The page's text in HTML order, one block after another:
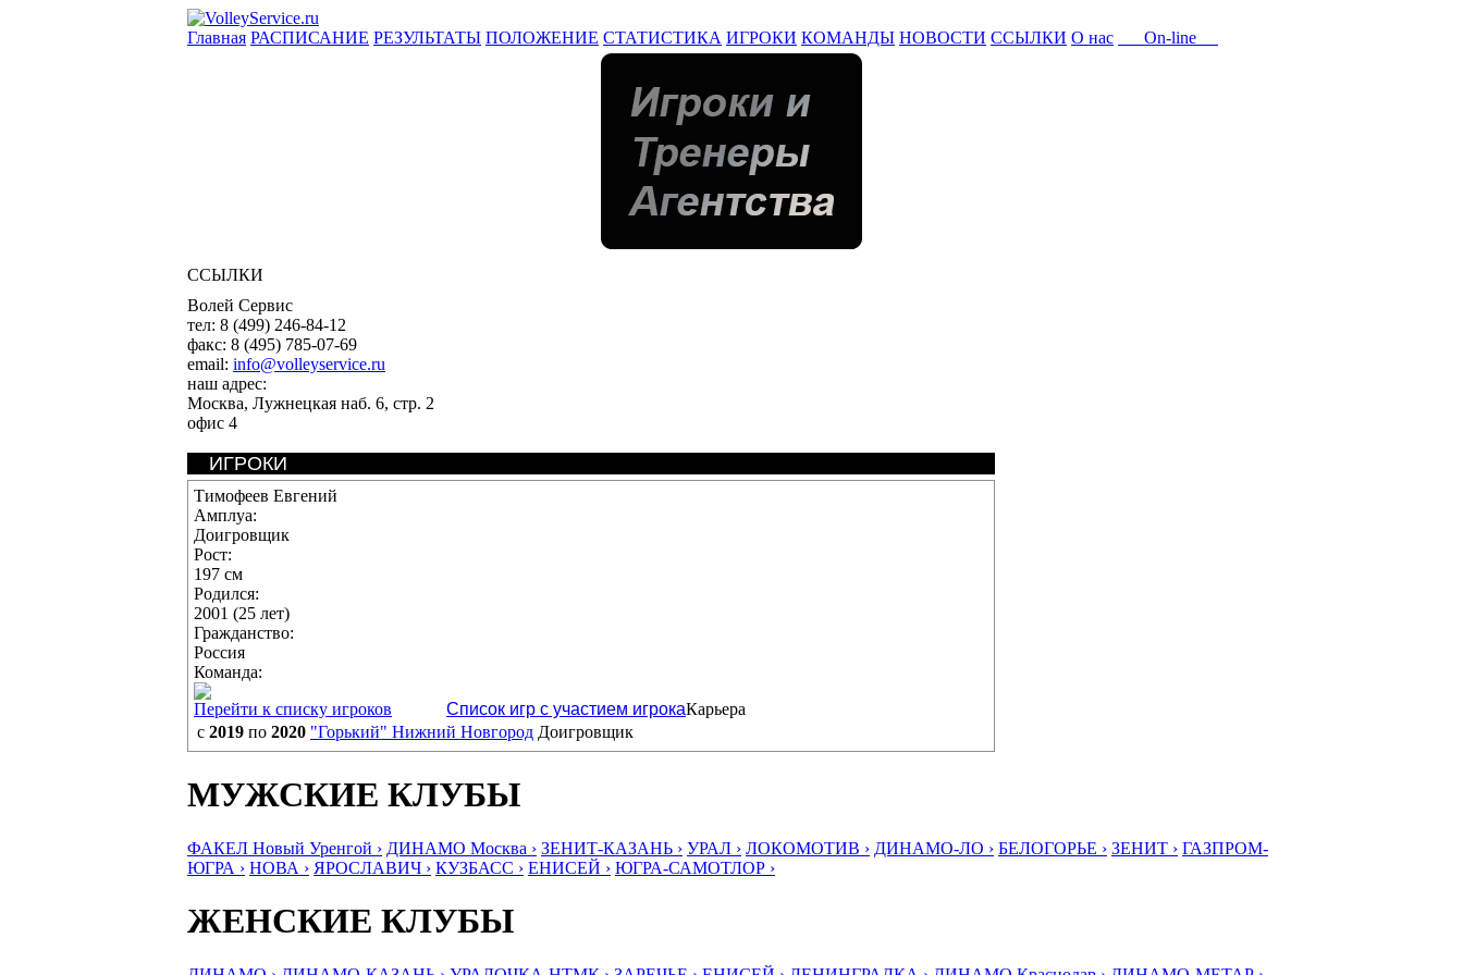
Главная РАСПИСАНИЕ РЕЗУЛЬТАТЫ ПОЛОЖЕНИЕ СТАТИСТИКА ИГРОКИ КОМАНДЫ НОВОСТИ ССЫЛКИ О нас On-line
ССЫЛКИ
Волей Сервис
тел: 8 (499) 246-84-12
факс: 8 (495) 785-07-69
email: info@volleyservice.ru
наш адрес:
Москва, Лужнецкая наб. 6, стр. 2
офис 4
ИГРОКИ
Тимофеев Евгений
Амплуа:
Доигровщик
Рост:
197 см
Родился:
2001 (25 лет)
Гражданство:
Россия
Команда:
Перейти к списку игроков
Список игр с участием игрокаКарьера
с 2019 по 2020 "Горький" Нижний Новгород Доигровщик
МУЖСКИЕ КЛУБЫ
ФАКЕЛ Новый Уренгой › ДИНАМО Москва › ЗЕНИТ-КАЗАНЬ › УРАЛ › ЛОКОМОТИВ › ДИНАМО-ЛО › БЕЛОГОРЬЕ › ЗЕНИТ › ГАЗПРОМ-
ЮГРА › НОВА › ЯРОСЛАВИЧ › КУЗБАСС › ЕНИСЕЙ › ЮГРА-САМОТЛОР ›
ЖЕНСКИЕ КЛУБЫ